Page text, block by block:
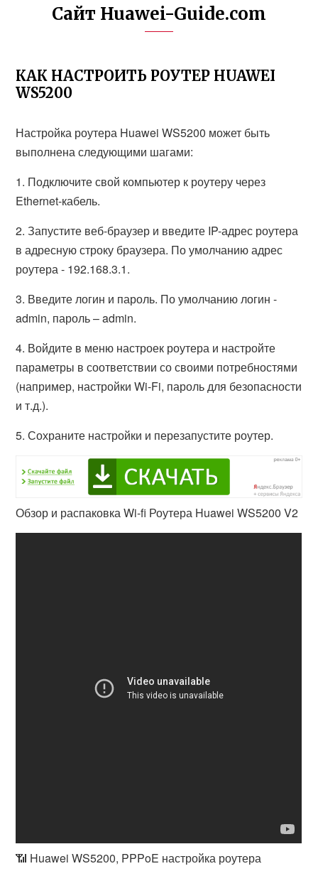
Сайт Huawei-Guide.com
КАК НАСТРОИТЬ РОУТЕР HUAWEI
WS5200
Настройка роутера Huawei WS5200 может быть
выполнена следующими шагами:
1. Подключите свой компьютер к роутеру через
Ethernet-кабель.
2. Запустите веб-браузер и введите IP-адрес роутера
в адресную строку браузера. По умолчанию адрес
роутера - 192.168.3.1.
3. Введите логин и пароль. По умолчанию логин -
admin, пароль – admin.
4. Войдите в меню настроек роутера и настройте
параметры в соответствии со своими потребностями
(например, настройки Wi-Fi, пароль для безопасности
и т.д.).
5. Сохраните настройки и перезапустите роутер.
Обзор и распаковка Wi-fi Роутера Huawei WS5200 V2
📶 Huawei WS5200, PPPoE настройка роутера